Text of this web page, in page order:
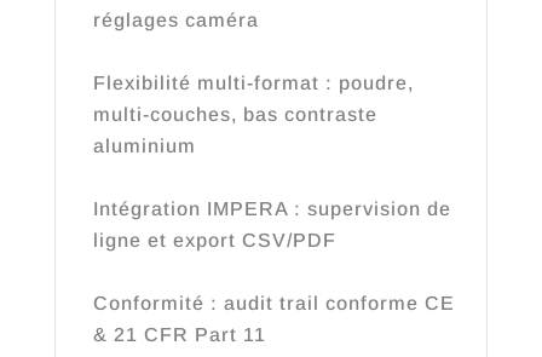
réglages caméra
Flexibilité multi-format : poudre,
multi-couches, bas contraste
aluminium
Intégration IMPERA : supervision de
ligne et export CSV/PDF
Conformité : audit trail conforme CE
& 21 CFR Part 11